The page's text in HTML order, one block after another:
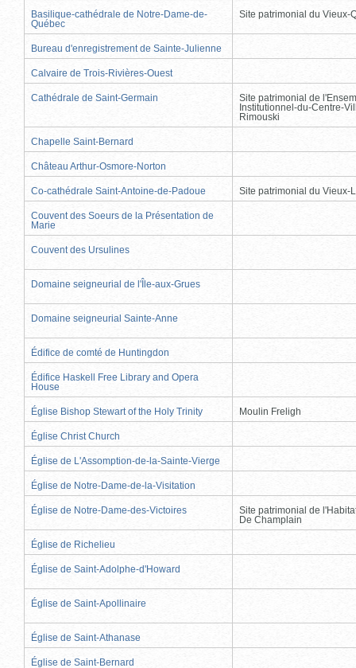
Basilique-cathédrale de Notre-Dame-de-
Québec
Site patrimonial du Vieux-
Bureau d'enregistrement de Sainte-Julienne
Calvaire de Trois-Rivières-Ouest
Cathédrale de Saint-Germain
Site patrimonial de
Institutionnel-du-Centre-
Rimouski
Chapelle Saint-Bernard
Château Arthur-Osmore-Norton
Co-cathédrale Saint-Antoine-de-Padoue Site patrimonial du Vieux-
Couvent des Soeurs de la Présentation de
Marie
Couvent des Ursulines
Domaine seigneurial de l'Île-aux-Grues
Domaine seigneurial Sainte-Anne
Édifice de comté de Huntingdon
Édifice Haskell Free Library and Opera
House
Église Bishop Stewart of the Holy Trinity Moulin Freligh
Église Christ Church
Église de L'Assomption-de-la-Sainte-Vierge
Église de Notre-Dame-de-la-Visitation
Église de Notre-Dame-des-Victoires
Site patrimonial de
De Champlain
Église de Richelieu
Église de Saint-Adolphe-d'Howard
Église de Saint-Apollinaire
Église de Saint-Athanase
Église de Saint-Bernard